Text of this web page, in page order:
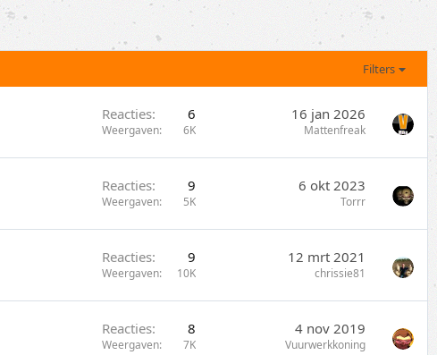
Filters
Reacties 6
Weergaven 6K
16 jan 2026
Mattenfreak
Reacties 9
Weergaven 5K
6 okt 2023
Torrr
Reacties 9
Weergaven 10K
12 mrt 2021
chrissie81
Reacties 8
Weergaven 7K
4 nov 2019
Vuurwerkkoning